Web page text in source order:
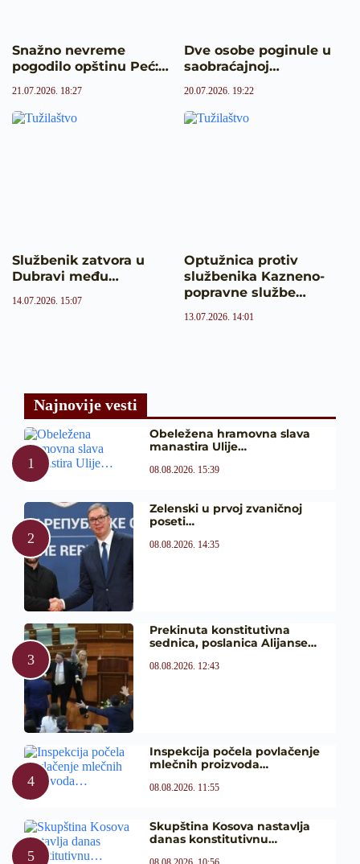
Snažno nevreme
pogodilo opštinu Peć:…
21.07.2026. 18:27
Dve osobe poginule u
saobraćajnoj…
20.07.2026. 19:22
Službenik zatvora u
Dubravi među…
14.07.2026. 15:07
Optužnica protiv
službenika Kazneno-
popravne službe…
13.07.2026. 14:01
Najnovije vesti
Obeležena hramovna slava
manastira Ulije…
08.08.2026. 15:39
Zelenski u prvoj zvaničnoj
poseti…
08.08.2026. 14:35
Prekinuta konstitutivna
sednica, poslanica Alijanse…
08.08.2026. 12:43
Inspekcija počela povlačenje
mlečnih proizvoda…
08.08.2026. 11:55
Skupština Kosova nastavlja
danas konstitutivnu…